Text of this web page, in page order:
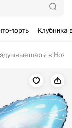
торты Клубника
шары в